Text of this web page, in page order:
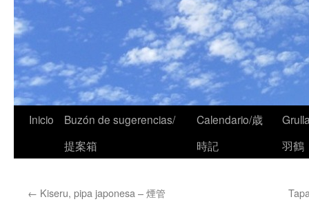
Inicio
Buzón de sugerencias/
提案箱
Calendario/歳
時記
羽鶴
← Kiseru, pipa japonesa – 煙管